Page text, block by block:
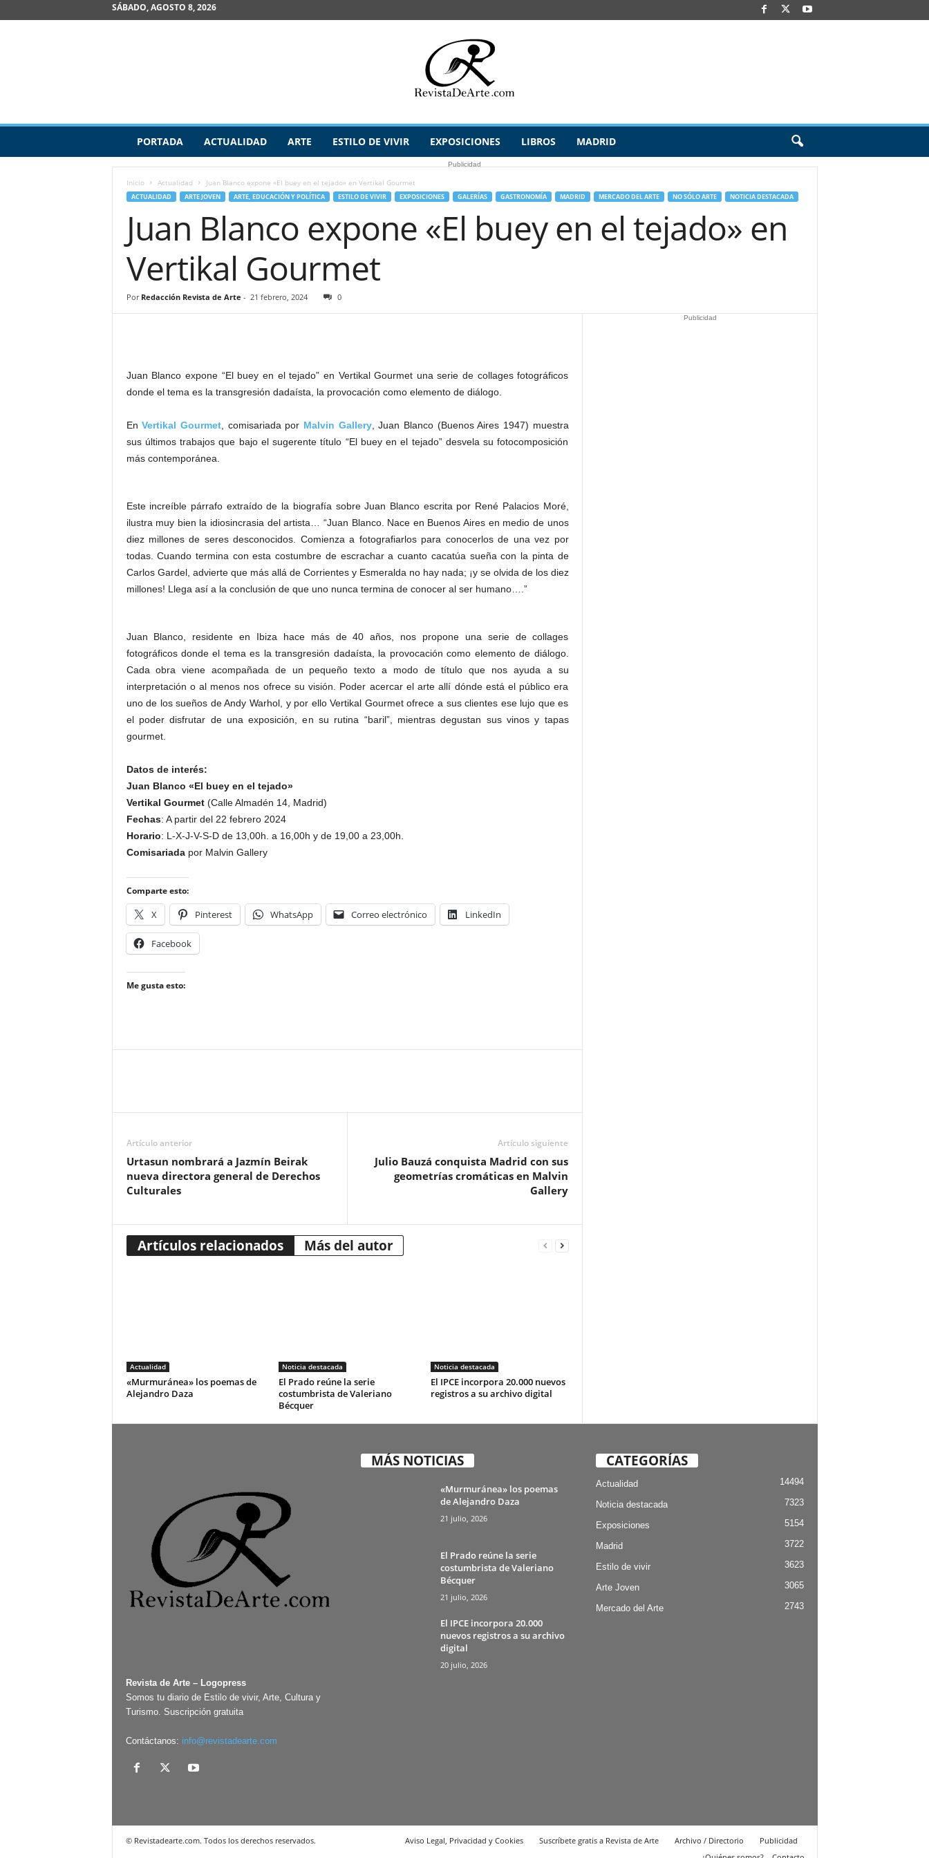
SÁBADO, AGOSTO 8, 2026
v
PORTADA ACTUALIDAD ARTE ESTILO DE VIVIR EXPOSICIONES LIBROS MADRID
Publicidad
Inicio Actualidad Juan Blanco expone «El buey en el tejado» en Vertikal Gourmet
ACTUALIDAD ARTE JOVEN ARTE, EDUCACIÓN Y POLÍTICA ESTILO DE VIVIR EXPOSICIONES GALERÍAS GASTRONOMÍA MADRID MERCADO DEL ARTE NO SÓLO ARTE NOTICIA DESTACADA
Juan Blanco expone «El buey en el tejado» en
Vertikal Gourmet
Por Redacción Revista de Arte - 21 febrero, 2024 0
Juan Blanco expone “El buey en el tejado” en Vertikal Gourmet una serie de collages fotográficos
donde el tema es la transgresión dadaísta, la provocación como elemento de diálogo.
EnVertikal Gourmet, comisariada por Malvin Gallery, Juan Blanco (Buenos Aires 1947) muestra
sus últimos trabajos que bajo el sugerente título “El buey en el tejado” desvela su fotocomposición
más contemporánea.
Este increíble párrafo extraído de la biografía sobre Juan Blanco escrita por René Palacios Moré,
ilustra muy bien la idiosincrasia del artista… “Juan Blanco. Nace en Buenos Aires en medio de unos
diez millones de seres desconocidos. Comienza a fotografiarlos para conocerlos de una vez por
todas. Cuando termina con esta costumbre de escrachar a cuanto cacatúa sueña con la pinta de
Carlos Gardel, advierte que más allá de Corrientes y Esmeralda no hay nada; ¡y se olvida de los diez
millones! Llega así a la conclusión de que uno nunca termina de conocer al ser humano….”
Juan Blanco, residente en Ibiza hace más de 40 años, nos propone una serie de collages
fotográficos donde el tema es la transgresión dadaísta, la provocación como elemento de diálogo.
Cada obra viene acompañada de un pequeño texto a modo de título que nos ayuda a su
interpretación o al menos nos ofrece su visión. Poder acercar el arte allí dónde está el público era
uno de los sueños de Andy Warhol, y por ello Vertikal Gourmet ofrece a sus clientes ese lujo que es
el poder disfrutar de una exposición, en su rutina “baril”, mientras degustan sus vinos y tapas
gourmet.
Datos de interés:
Juan Blanco «El buey en el tejado»
Vertikal Gourmet(Calle Almadén 14, Madrid)
Fechas: A partir del 22 febrero 2024
Horario: L-X-J-V-S-D de 13,00h. a 16,00h y de 19,00 a 23,00h.
Comisariadapor Malvin Gallery
Comparte esto:
X Pinterest WhatsApp Correo electrónico LinkedIn
Facebook
Me gusta esto:
Artículo anterior
Urtasun nombrará a Jazmín Beirak
nueva directora general de Derechos
Culturales
Artículo siguiente
Julio Bauzá conquista Madrid con sus
geometrías cromáticas en Malvin
Gallery
Artículos relacionados Más del autor
Actualidad
«Murmuránea» los poemas de
Alejandro Daza
Noticia destacada
El Prado reúne la serie
costumbrista de Valeriano
Bécquer
Noticia destacada
El IPCE incorpora 20.000 nuevos
registros a su archivo digital
Publicidad
Revista de Arte – Logopress
Somos tu diario de Estilo de vivir, Arte, Cultura y
Turismo. Suscripción gratuita
Contáctanos: info@revistadearte.com
MÁS NOTICIAS
«Murmuránea» los poemas
de Alejandro Daza
21 julio, 2026
El Prado reúne la serie
costumbrista de Valeriano
Bécquer
21 julio, 2026
El IPCE incorpora 20.000
nuevos registros a su archivo
digital
20 julio, 2026
CATEGORÍAS
Actualidad 14494
Noticia destacada 7323
Exposiciones 5154
Madrid 3722
Estilo de vivir 3623
Arte Joven 3065
Mercado del Arte 2743
Aviso Legal, Privacidad y Cookies Suscríbete gratis a Revista de Arte Archivo / Directorio
Publicidad
© Revistadearte.com. Todos los derechos reservados.